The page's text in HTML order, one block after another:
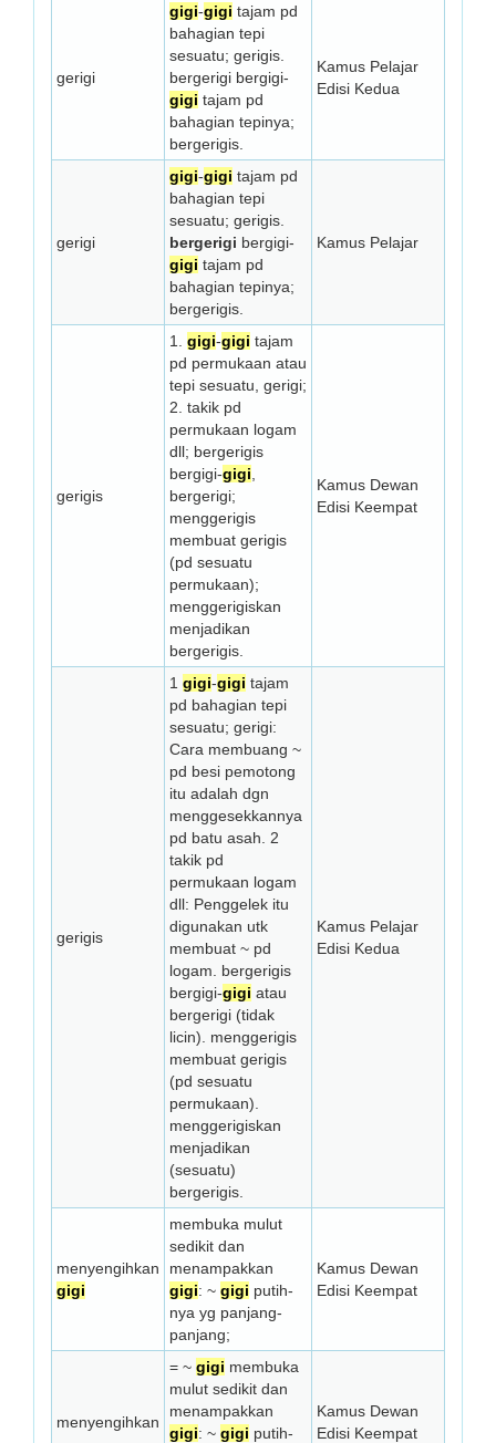
gerigi
gigi-gigi tajam pd
bahagian tepi
sesuatu; gerigis.
bergerigi bergigi-
gigi tajam pd
bahagian tepinya;
bergerigis.
Kamus Pelajar
Edisi Kedua
gerigi
gigi-gigi tajam pd
bahagian tepi
sesuatu; gerigis.
bergerigi bergigi-
gigi tajam pd
bahagian tepinya;
bergerigis.
Kamus Pelajar
gerigis
1. gigi-gigi tajam
pd permukaan atau
tepi sesuatu, gerigi;
2. takik pd
permukaan logam
dll; bergerigis
bergigi-gigi
bergerigi;
menggerigis
membuat gerigis
(pd sesuatu
permukaan);
menggerigiskan
menjadikan
bergerigis.
Kamus Dewan
Edisi Keempat
gerigis
1 gigi-gigi tajam
pd bahagian tepi
sesuatu; gerigi:
Cara membuang ~
pd besi pemotong
itu adalah dgn
menggesekkannya
pd batu asah. 2
takik pd
permukaan logam
dll: Penggelek itu
digunakan utk
membuat ~ pd
logam. bergerigis
bergigi-gigi atau
bergerigi (tidak
licin). menggerigis
membuat gerigis
(pd sesuatu
permukaan).
menggerigiskan
menjadikan
(sesuatu)
bergerigis.
Kamus Pelajar
Edisi Kedua
menyengihkan
gigi
membuka mulut
sedikit dan
menampakkan
gigi: ~ gigi putih-
nya yg panjang-
panjang;
Kamus Dewan
Edisi Keempat
menyengihkan
= ~ gigi membuka
mulut sedikit dan
menampakkan
gigi: ~ gigi putih-
Kamus Dewan
Edisi Keempat